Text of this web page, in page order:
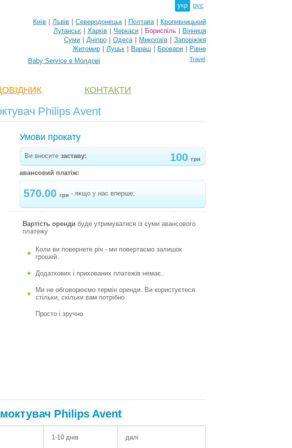
укр рус
Київ Львів Северодонецьк Полтава
Кропивницький
Луганськ
Харків Черкаси Бориспіль
Вінниця
Суми
Дніпро Одеса Миколаїв
Запоріжжя
Житомир
Луцьк Вараш Бровари
Рівне
Baby Service в Молдові
Travel
КОНТАКТИ
Philips Avent
Умови прокату
Ви вносите заставу: 100 грн
авансовий платіж:
570.00 грн - якщо у нас вперше;
Вартість оренди буде утримуватися із суми авансового
платежу
Коли ви повернете річ - ми повертаємо залишок
грошей.
Додаткових і прихованих платежів немає.
Ми не обговорюємо термін оренди. Ви користуєтеся
стільки, скільки вам потрібно
Просто і зручно
Philips Avent
1-10 днів далі